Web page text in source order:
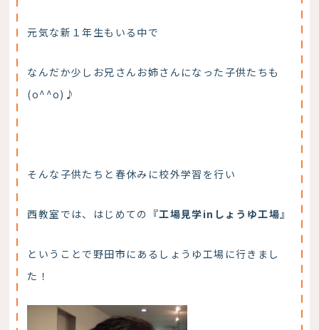
元気な新１年生もいる中で
なんだか少しお兄さんお姉さんになった子供たちも
(o^^o)♪
そんな子供たちと春休みに校外学習を行い
西教室では、はじめての 『工場見学inしょうゆ工場』
ということで野田市にあるしょうゆ工場に行きまし
た！